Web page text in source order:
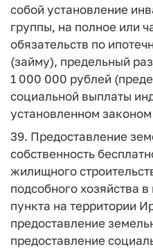
собой установление
группы, на полное или
обязательств по
(займу), предельный
1 000 000 рублей
социальной выплаты
установленном
39. Предоставление
собственность
жилищного
подсобного хозяйства
пункта на территории
предоставление
предоставление